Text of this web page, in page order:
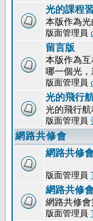
光的課程
本版作為
版面管理員
留言版
本版作為
哪一個光，
版面管理員
光的飛行
光的飛行
版面管理員
網路共修會
網路共修
版面管理員
網路共修
網路共修
版面管理員